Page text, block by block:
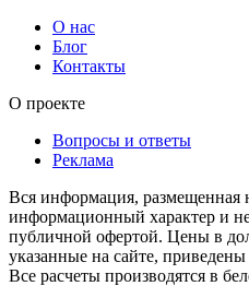
О нас
Блог
Контакты
О проекте
Вопросы и ответы
Реклама
Вся информация, размещенная
информационный характер и
публичной офертой. Цены в
указанные на сайте,
Все расчеты производятся в